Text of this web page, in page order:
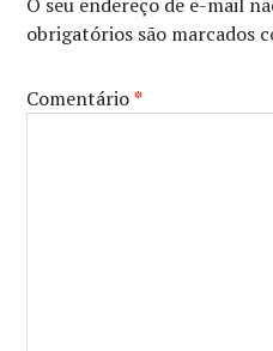
obrigatórios são marcados
Comentário*